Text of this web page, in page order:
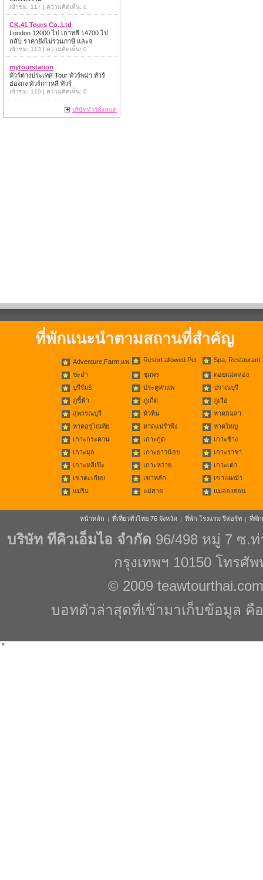
เข้าชม: 117 | ความคิดเห็น: 0
CK.41 Tours Co.,Ltd
London 12000 ไป เกาหลี 14700 ไป
กลับ ราคายังไม่รวมภาษี และจ
เข้าชม: 113 | ความคิดเห็น: 0
mytourstation
ทัวร์ต่างประเทศ Tour ทัวร์พม่า ทัวร์
ฮ่องกง ทัวร์เกาหลี ทัวร์
เข้าชม: 119 | ความคิดเห็น: 0
บริษัททัวร์ทั้งหมด
ที่พักแนะนำตามสถานที่สำคัญ
Adventure,Farm,แพ Resort allowed Pet Spa, Restaurant
ชะอำ ชุมพร
ดอยแม่สลอง
บุรีรัมย์
ประตูท่าแพ
ปราณบุรี
ภูชี้ฟ้า
ภูเก็ต
ภูเรือ
สุพรรณบุรี
หัวหิน
หาดกมลา
หาดอรุโณทัย
หาดแม่รำพึง
หาดใหญ่
เกาะกระดาน
เกาะกูด
เกาะช้าง
เกาะมุก
เกาะยาวน้อย
เกาะราชา
เกาะหลีเป๊ะ
เกาะหวาย
เกาะเต่า
เขาตะเกียบ
เขาหลัก
เขาแผงม้า
แม่ริม
แม่สาย แม่ฮ่องสอน
หน้าหลัก | ที่เที่ยวทั่วไทย 76 จังหวัด | ที่พัก โรงแรม รีสอร์ท | ที่พัก
บริษัท ทีคิวเอ็มไอ จำกัด 96/498 หมู่ 7 ซ.
กรุงเทพฯ 10150 โทรศั
© 2009 teawtourthai.com
บอทตัวล่าสุดที่เข้ามาเก็บข้อมูล คือ